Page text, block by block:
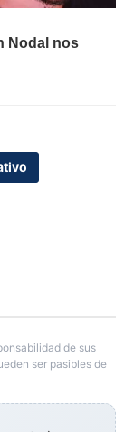
de sus
ser pasibles de